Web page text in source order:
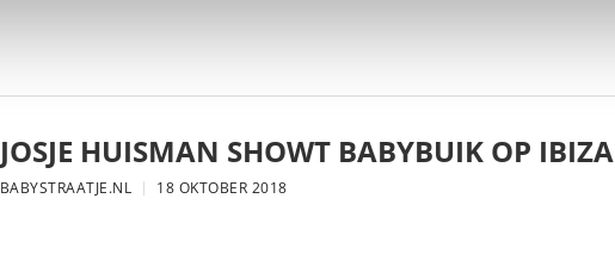
JOSJE HUISMAN SHOWT BABYBUIK OP IBIZA
BABYSTRAATJE.NL 18 OKTOBER 2018